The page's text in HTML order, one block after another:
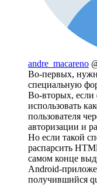
andre_macareno
Во-первых,
специальную
Во-вторых, если
использовать
пользователя
авторизации и
Но если такой
распарсить
самом конце
Android-
получившийся